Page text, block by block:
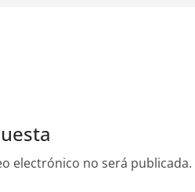
electrónico no será publicada.